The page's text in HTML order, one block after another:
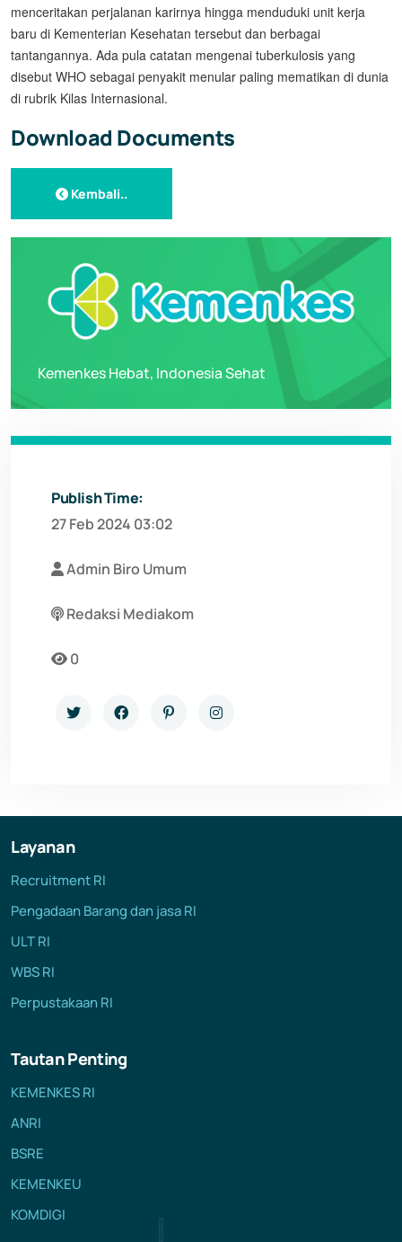
menceritakan perjalanan karirnya hingga menduduki unit kerja
baru di Kementerian Kesehatan tersebut dan berbagai
tantangannya. Ada pula catatan mengenai tuberkulosis yang
disebut WHO sebagai penyakit menular paling mematikan di dunia
di rubrik Kilas Internasional.
Download Documents
Kembali..
Kemenkes Hebat, Indonesia Sehat
Publish Time:
27 Feb 2024 03:02
Admin Biro Umum
Redaksi Mediakom
0
Layanan
Recruitment RI
Pengadaan Barang dan jasa RI
ULT RI
WBS RI
Perpustakaan RI
Tautan Penting
KEMENKES RI
ANRI
BSRE
KEMENKEU
KOMDIGI